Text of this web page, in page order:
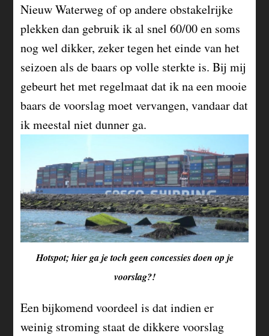
Nieuw Waterweg of op andere obstakelrijke
plekken dan gebruik ik al snel 60/00 en soms
nog wel dikker, zeker tegen het einde van het
seizoen als de baars op volle sterkte is. Bij mij
gebeurt het met regelmaat dat ik na een mooie
baars de voorslag moet vervangen, vandaar dat
ik meestal niet dunner ga.
Hotspot; hier ga je toch geen concessies doen op je
voorslag?!
Een bijkomend voordeel is dat indien er
weinig stroming staat de dikkere voorslag